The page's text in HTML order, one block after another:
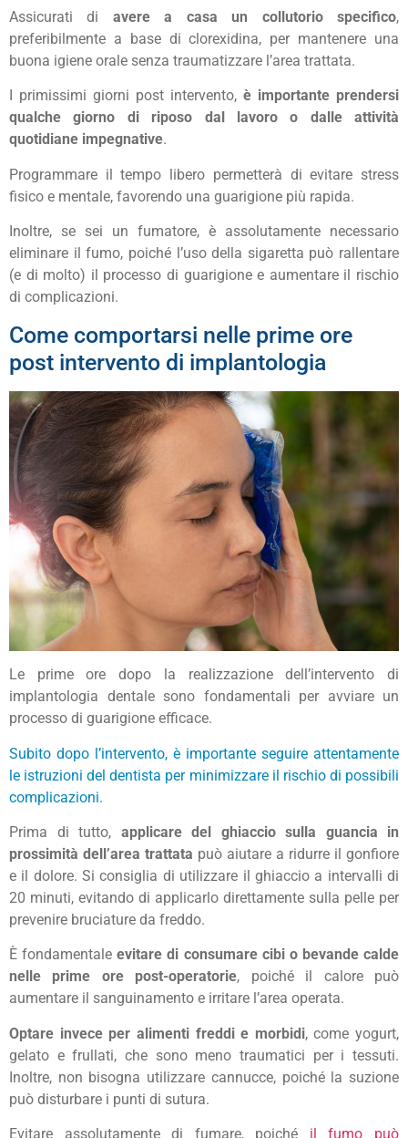
Assicurati di avere a casa un collutorio specifico,
preferibilmente a base di clorexidina, per mantenere una
buona igiene orale senza traumatizzare l’area trattata.
I primissimi giorni post intervento, è importante prendersi
qualche giorno di riposo dal lavoro o dalle attività
quotidiane impegnative.
Programmare il tempo libero permetterà di evitare stress
fisico e mentale, favorendo una guarigione più rapida.
Inoltre, se sei un fumatore, è assolutamente necessario
eliminare il fumo, poiché l’uso della sigaretta può rallentare
(e di molto) il processo di guarigione e aumentare il rischio
di complicazioni.
Come comportarsi nelle prime ore
post intervento di implantologia
Le prime ore dopo la realizzazione dell’intervento di
implantologia dentale sono fondamentali per avviare un
processo di guarigione efficace.
Subito dopo l’intervento, è importante seguire attentamente
le istruzioni del dentista per minimizzare il rischio di possibili
complicazioni.
Prima di tutto, applicare del ghiaccio sulla guancia in
prossimità dell’area trattata può aiutare a ridurre il gonfiore
e il dolore. Si consiglia di utilizzare il ghiaccio a intervalli di
20 minuti, evitando di applicarlo direttamente sulla pelle per
prevenire bruciature da freddo.
È fondamentaleevitare di consumare cibi o bevande calde
nelle prime ore post-operatorie, poiché il calore può
aumentare il sanguinamento e irritare l’area operata.
Optare invece per alimenti freddi e morbidi, come yogurt,
gelato e frullati, che sono meno traumatici per i tessuti.
Inoltre, non bisogna utilizzare cannucce, poiché la suzione
può disturbare i punti di sutura.
Evitare assolutamente di fumare, poiché il fumo può